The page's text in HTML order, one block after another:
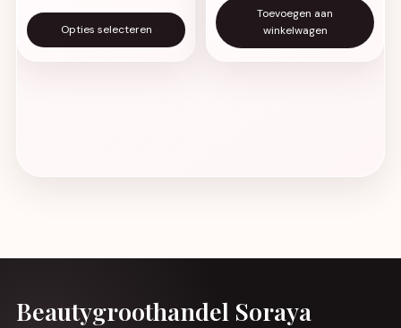
Opties selecteren
Dit product heeft meerdere
Toevoegen aan
winkelwagen
Beautygroothandel Soraya